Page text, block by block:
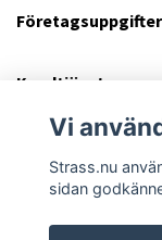
Företagsuppgifter
Kundtjänst
Sociala medier
Vi
Strass.nu
sidan